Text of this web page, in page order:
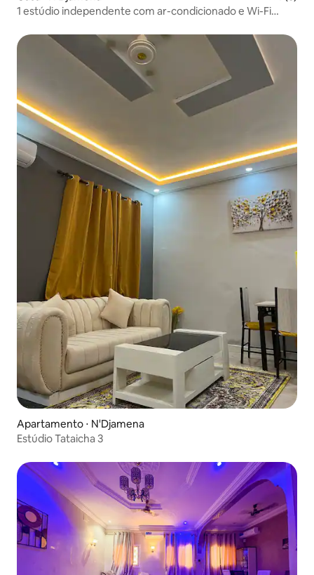
1 estúdio independente com ar-condicionado e Wi-Fi
Apartamento ⋅ N'Djamena
Estúdio Tataicha 3